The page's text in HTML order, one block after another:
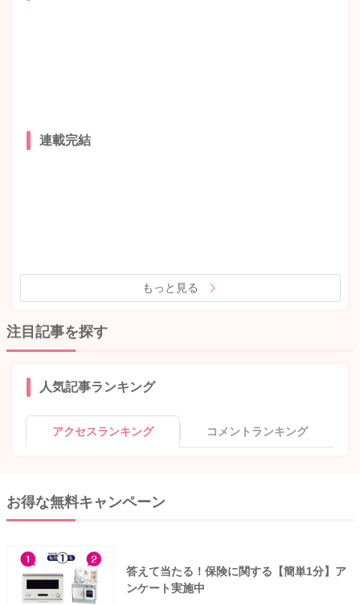
連載完結
もっと見る
注目記事を探す
人気記事ランキング
アクセスランキング コメントランキング
お得な無料キャンペーン
答えて当たる！保険に関する【簡単1分】ア
ンケート実施中